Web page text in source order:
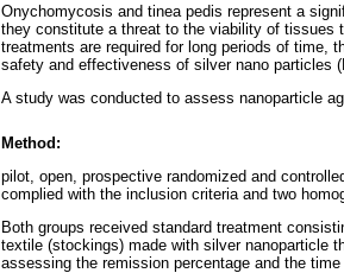
Onychomycosis and tinea pedis represent a
they constitute a threat to the viability of tissues
treatments are required for long periods of time,
safety and effectiveness of silver nano particles
A study was conducted to assess nanoparticle
Method:
pilot, open, prospective randomized and
complied with the inclusion criteria and two
Both groups received standard treatment
textile (stockings) made with silver nanoparticle
assessing the remission percentage and the